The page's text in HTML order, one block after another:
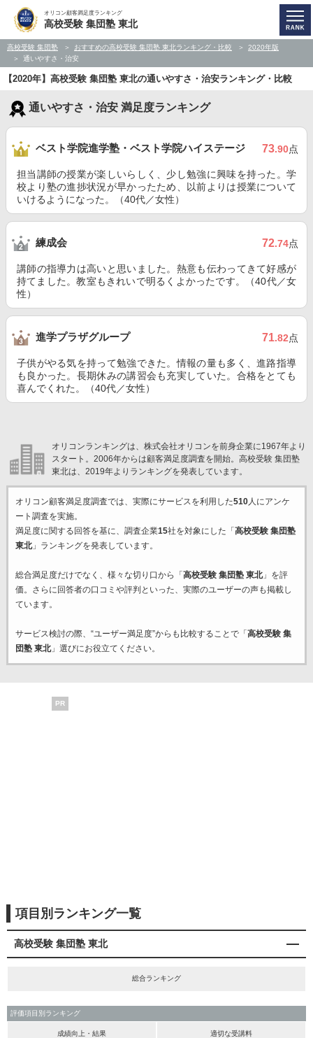
オリコン顧客満足度ランキング
高校受験 集団塾 東北
高校受験 集団塾 おすすめの高校受験 集団塾 東北ランキング・比較
2020年版
通いやすさ・治安
【2020年】高校受験 集団塾 東北の通いやすさ・治安ランキング・比較
通いやすさ・治安 満足度ランキング
ベスト学院進学塾・ベスト学院ハイステージ 73.90点
担当講師の授業が楽しいらしく、少し勉強に興味を持った。学
校より塾の進捗状況が早かったため、以前よりは授業について
いけるようになった。（40代／女性）
練成会 72.74点
講師の指導力は高いと思いました。熱意も伝わってきて好感が
持てました。教室もきれいで明るくよかったです。（40代／女
性）
進学プラザグループ 71.82点
子供がやる気を持って勉強できた。情報の量も多く、進路指導
も良かった。長期休みの講習会も充実していた。合格をとても
喜んでくれた。（40代／女性）
オリコンランキングは、株式会社オリコンを前身企業に1967年より
スタート。2006年からは顧客満足度調査を開始。高校受験 集団塾
東北は、2019年よりランキングを発表しています。
オリコン顧客満足度調査では、実際にサービスを利用した510人にアンケ
ート調査を実施。
満足度に関する回答を基に、調査企業15社を対象にした「 高校受験 集団塾
東北」ランキングを発表しています。
総合満足度だけでなく、様々な切り口から「 高校受験 集団塾 東北」を評
価。さらに回答者の口コミや評判といった、実際のユーザーの声も掲載し
ています。
サービス検討の際、“ユーザー満足度”からも比較することで「 高校受験 集
団塾 東北」選びにお役立てください。
PR
項目別ランキング一覧
高校受験 集団塾 東北
総合ランキング
評価項目別ランキング
成績向上・結果 適切な受講料